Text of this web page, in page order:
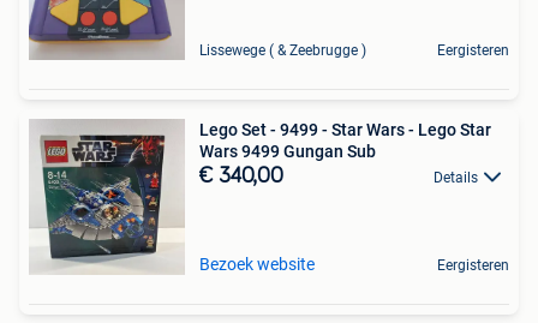
Lissewege ( & Zeebrugge ) Eergisteren
Lego Set - 9499 - Star Wars - Lego Star
Wars 9499 Gungan Sub
€ 340,00 Details
Bezoek website Eergisteren